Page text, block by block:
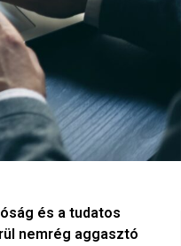
és a tudatos
nemrég aggasztó